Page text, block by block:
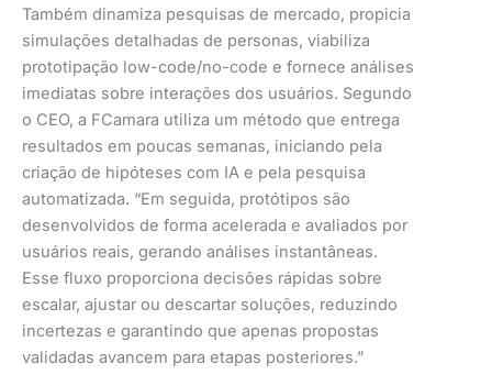
Também dinamiza pesquisas de mercado, propicia
simulações detalhadas de personas, viabiliza
prototipação low-code/no-code e fornece análises
imediatas sobre interações dos usuários. Segundo
o CEO, a FCamara utiliza um método que entrega
resultados em poucas semanas, iniciando pela
criação de hipóteses com IA e pela pesquisa
automatizada. “Em seguida, protótipos são
desenvolvidos de forma acelerada e avaliados por
usuários reais, gerando análises instantâneas.
Esse fluxo proporciona decisões rápidas sobre
escalar, ajustar ou descartar soluções, reduzindo
incertezas e garantindo que apenas propostas
validadas avancem para etapas posteriores.”